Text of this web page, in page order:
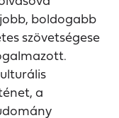
boldogabb
szövetségese
a